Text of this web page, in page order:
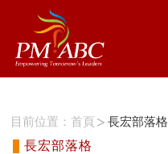
目前位置：首頁
長宏部落格
長宏部落格